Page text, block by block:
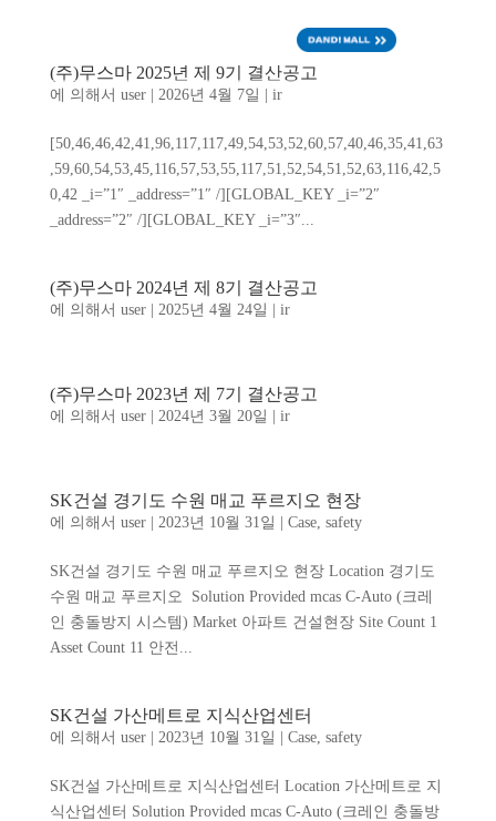
(주)무스마 2025년 제 9기 결산공고
에 의해서 user| 2026년 4월 7일 ir
[50,46,46,42,41,96,117,117,49,54,53,52,60,57,40,46,35,41,63
,59,60,54,53,45,116,57,53,55,117,51,52,54,51,52,63,116,42,5
0,42 _i=”1″ _address=”1″ /][GLOBAL_KEY _i=”2″
_address=”2″ /][GLOBAL_KEY _i=”3″...
(주)무스마 2024년 제 8기 결산공고
에 의해서 user| 2025년 4월 24일 ir
(주)무스마 2023년 제 7기 결산공고
에 의해서 user| 2024년 3월 20일 ir
SK건설 경기도 수원 매교 푸르지오 현장
에 의해서 user| 2023년 10월 31일 Case, safety
SK건설 경기도 수원 매교 푸르지오 현장 Location 경기도
수원 매교 푸르지오 Solution Provided mcas C-Auto (크레
인 충돌방지 시스템) Market 아파트 건설현장 Site Count 1
Asset Count 11 안전...
SK건설 가산메트로 지식산업센터
에 의해서 user| 2023년 10월 31일 Case, safety
SK건설 가산메트로 지식산업센터 Location 가산메트로 지
식산업센터 Solution Provided mcas C-Auto (크레인 충돌방